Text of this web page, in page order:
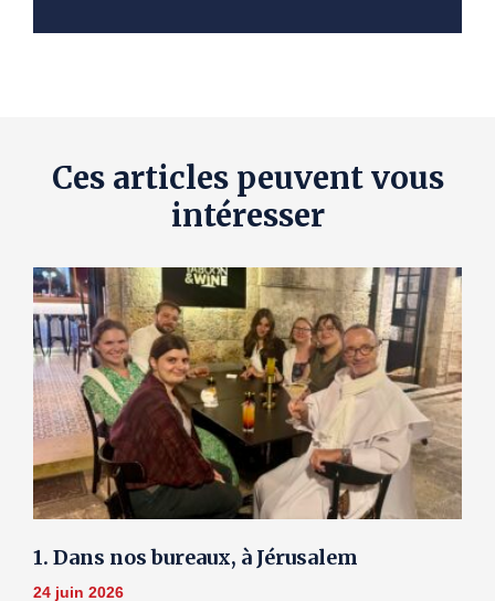
Ces articles peuvent vous
intéresser
1. Dans nos bureaux, à Jérusalem
24 juin 2026